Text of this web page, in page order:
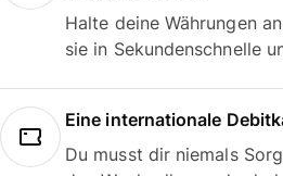
Halte deine Währungen
sie in Sekundenschnelle
Eine internationale
Du musst dir niemals